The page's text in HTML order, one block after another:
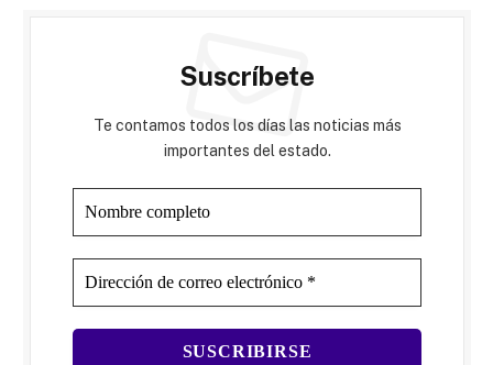
Suscríbete
Te contamos todos los días las noticias más
importantes del estado.